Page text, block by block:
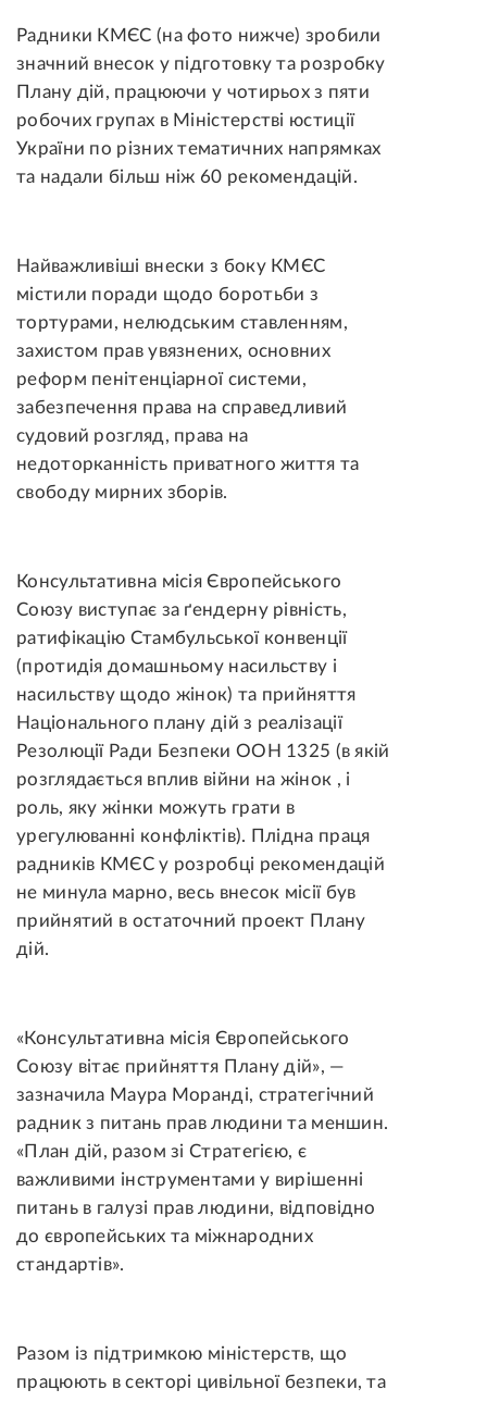
Радники КМЄС (на фото нижче) зробили
значний внесок у підготовку та розробку
Плану дій, працюючи у чотирьох з пяти
робочих групах в Міністерстві юстиції
України по різних тематичних напрямках
та надали більш ніж 60 рекомендацій.
Найважливіші внески з боку КМЄС
містили поради щодо боротьби з
тортурами, нелюдським ставленням,
захистом прав увязнених, основних
реформ пенітенціарної системи,
забезпечення права на справедливий
судовий розгляд, права на
недоторканність приватного життя та
свободу мирних зборів.
Консультативна місія Європейського
Союзу виступає за ґендерну рівність,
ратифікацію Стамбульської конвенції
(протидія домашньому насильству і
насильству щодо жінок) та прийняття
Національного плану дій з реалізації
Резолюції Ради Безпеки ООН 1325 (в якій
розглядається вплив війни на жінок , і
роль, яку жінки можуть грати в
урегулюванні конфліктів). Плідна праця
радників КМЄС у розробці рекомендацій
не минула марно, весь внесок місії був
прийнятий в остаточний проект Плану
дій.
«Консультативна місія Європейського
Союзу вітає прийняття Плану дій», —
зазначила Маура Моранді, стратегічний
радник з питань прав людини та меншин.
«План дій, разом зі Стратегією, є
важливими інструментами у вирішенні
питань в галузі прав людини, відповідно
до європейських та міжнародних
стандартів».
Разом із підтримкою міністерств, що
працюють в секторі цивільної безпеки, та